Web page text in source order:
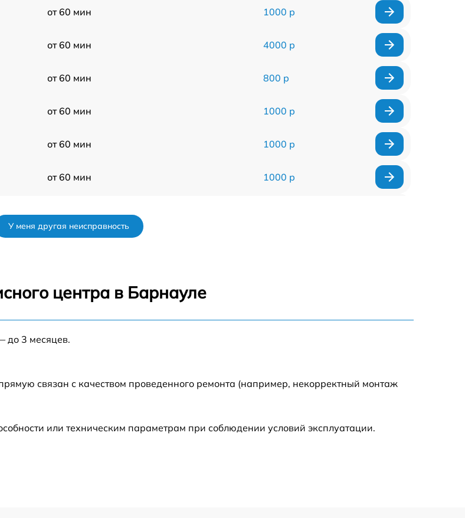
от 60 мин 1000 р
от 60 мин 4000 р
от 60 мин 800 р
от 60 мин 1000 р
от 60 мин 1000 р
от 60 мин 1000 р
от 60 мин
У меня другая неисправность
центра в Барнауле
до 3 месяцев.
связан с качеством проведенного ремонта (например, некорректный монтаж
или техническим параметрам при соблюдении условий эксплуатации.